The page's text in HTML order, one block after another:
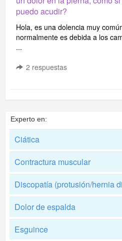
puedo acudir?
Hola, es una dolencia muy
normalmente es debida a los
...
2 respuestas
Experto en:
Ciática
Contractura muscular
Discopatía (protusión/hernia
Dolor de espalda
Esguince